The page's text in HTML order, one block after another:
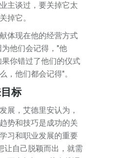
主谈过，要关掉它太
掉它。
体现在他的经营方式
他们会记得，"他
你错过了他们的仪式
，他们都会记得"。
标
展，艾德里安认为，
势和技巧是成功的关
习和职业发展的重要
让自己脱颖而出，就需